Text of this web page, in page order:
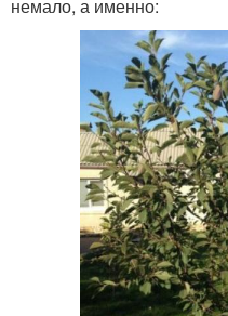
немало, а именно: